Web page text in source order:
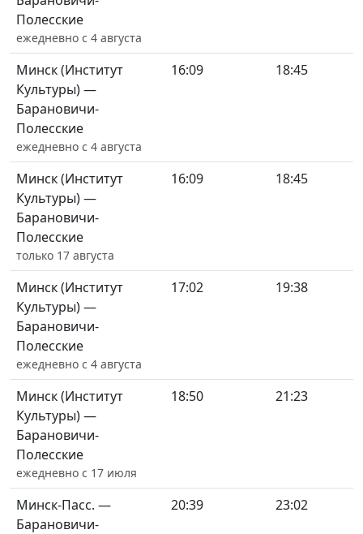
Полесские
ежедневно с 4 августа
Минск (Институт
Культуры) —
Барановичи-
Полесские
ежедневно с 4 августа
16:09 18:45
Минск (Институт
Культуры) —
Барановичи-
Полесские
только 17 августа
16:09 18:45
Минск (Институт
Культуры) —
Барановичи-
Полесские
ежедневно с 4 августа
17:02 19:38
Минск (Институт
Культуры) —
Барановичи-
Полесские
ежедневно с 17 июля
18:50 21:23
Минск-Пасс. —
Барановичи-
20:39 23:02